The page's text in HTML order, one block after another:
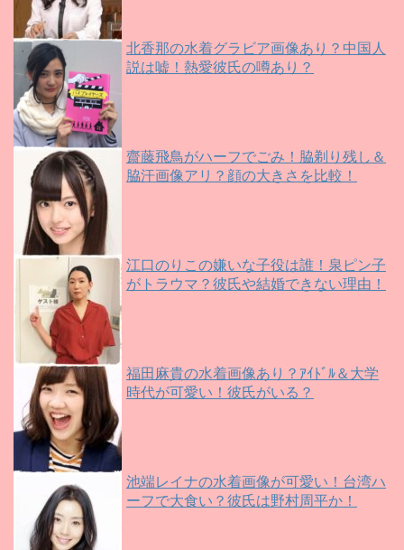
北香那の水着グラビア画像あり？中国人
説は嘘！熱愛彼氏の噂あり？
齋藤飛鳥がハーフでごみ！脇剃り残し＆
脇汗画像アリ？顔の大きさを比較！
江口のりこの嫌いな子役は誰！泉ピン子
がトラウマ？彼氏や結婚できない理由！
福田麻貴の水着画像あり？ｱｲﾄﾞﾙ＆大学
時代が可愛い！彼氏がいる？
池端レイナの水着画像が可愛い！台湾ハ
ーフで大食い？彼氏は野村周平か！